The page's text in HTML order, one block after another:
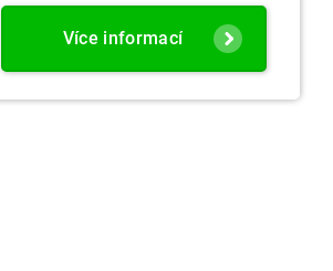
Více informací